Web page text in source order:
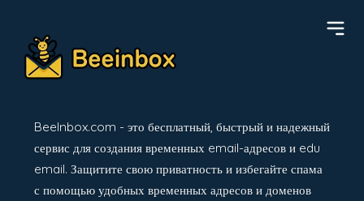
BeeInbox.com - это бесплатный, быстрый и надежный
сервис для создания временных email-адресов и edu
email. Защитите свою приватность и избегайте спама
с помощью удобных временных адресов и доменов